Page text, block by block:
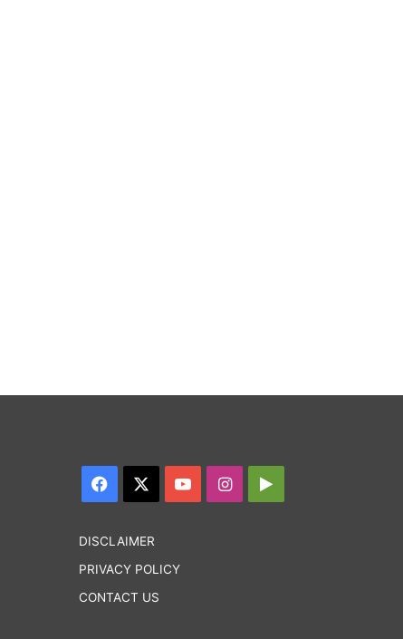
Facebook YouTubeInstagram
DISCLAIMER
PRIVACY POLICY
CONTACT US